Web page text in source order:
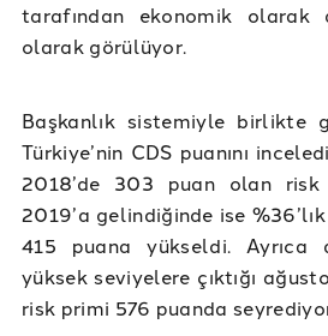
tarafından ekonomik
olarak görülüyor.
Başkanlık sistemiyle birlikte
Türkiye’nin CDS puanını
2018’de 303 puan olan
2019’a gelindiğinde ise
415 puana yükseldi. Ayrıca
yüksek seviyelere çıktığı
risk primi 576 puanda